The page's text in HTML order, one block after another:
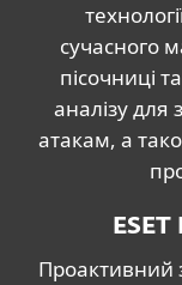
сучасного
пісочниці
аналізу для
атакам, а
Проактивний